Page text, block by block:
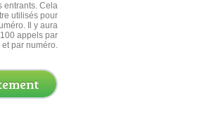
entrants. Cela
utilisés pour
Il y aura
appels par
et par numéro.